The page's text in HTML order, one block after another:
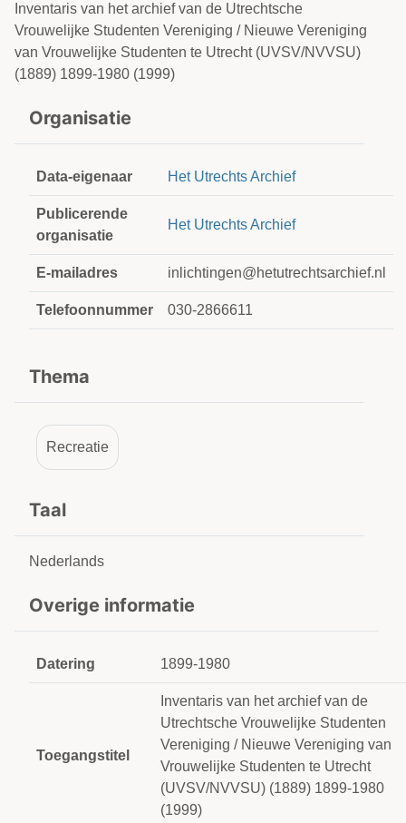
Inventaris van het archief van de Utrechtsche
Vrouwelijke Studenten Vereniging / Nieuwe Vereniging
van Vrouwelijke Studenten te Utrecht (UVSV/NVVSU)
(1889) 1899-1980 (1999)
Organisatie
Data-eigenaar Het Utrechts Archief
Publicerende
organisatie
Het Utrechts Archief
E-mailadres inlichtingen@hetutrechtsarchief.nl
Telefoonnummer 030-2866611
Thema
Recreatie
Taal
Nederlands
Overige informatie
Datering 1899-1980
Toegangstitel
Inventaris van het archief van de
Utrechtsche Vrouwelijke Studenten
Vereniging / Nieuwe Vereniging van
Vrouwelijke Studenten te Utrecht
(UVSV/NVVSU) (1889) 1899-1980
(1999)